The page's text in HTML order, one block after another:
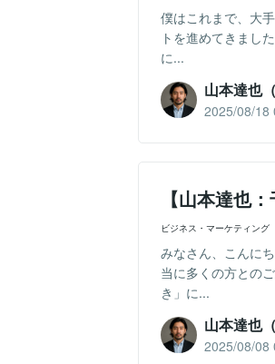
僕はこれまで、大
トを進めてきまし
に...
山本達也
2025/08/18
【山本達也
ビジネス・マーケティング
みなさん、こんに
当に多くの方との
き」に...
山本達也
2025/08/08